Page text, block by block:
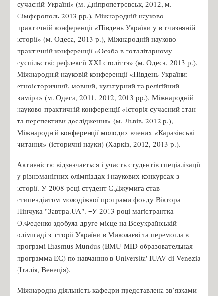
сучасній Україні» (м. Дніпропетровськ, 2012, м.
Сімферополь 2013 рр.), Міжнародній науково-
практичній конференції «Південь України у вітчизняній
історії» (м. Одеса, 2013 р.), Міжнародній науково-
практичній конференції «Особа в тоталітарному
суспільстві: рефлексії ХХI століття» (м. Одеса, 2013 р.),
Міжнародній науковій конференції «Південь України:
етноісторичний, мовний, культурний та релігійний
виміри» (м. Одеса, 2011, 2012, 2013 рр.), Міжнародній
науково-практичній конференції «Історія сучасний стан
та перспективи дослідження» (м. Львів, 2012 р.),
Міжнародній конференції молодих вчених «Каразінські
читання» (історичні науки) (Харків, 2012, 2013 р.).
Активністю відзначається і участь студентів спеціалізації
у різноманітних олімпіадах і наукових конкурсах з
історії. У 2008 році студент Є.Джумига став
стипендіатом молодіжної програми фонду Віктора
Пінчука "Завтра.UA". ¬У 2013 році магістрантка
О.Феденко здобула друге місце на Всеукраїнській
олімпіаді з історії України в Миколаєві та перемогла в
програмі Erasmus Mundus (BMU-MID образовательная
программа ЕС) по навчанню в Universita' IUAV di Venezia
(Італія, Венеція).
Міжнародна діяльність кафедри представлена зв’язками